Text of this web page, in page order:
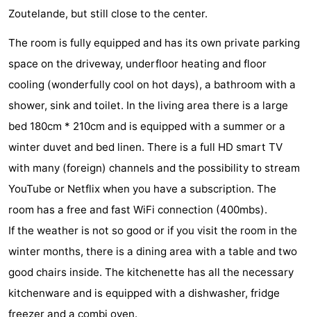
Joossesweg
-
Kustlicht
-
Meerpaal
-
Strandcamping
Valkenisse
-
Zee,
Bos
en
Duin
Hôtels
Last
minutes
Plages
Voir
et
faire
Lieux
d'intérêt
-
Zoutelande, but still close to the center.
The room is fully equipped and has its own private parking
space on the driveway, underfloor heating and floor
cooling (wonderfully cool on hot days), a bathroom with a
shower, sink and toilet. In the living area there is a large
bed 180cm * 210cm and is equipped with a summer or a
winter duvet and bed linen. There is a full HD smart TV
with many (foreign) channels and the possibility to stream
YouTube or Netflix when you have a subscription. The
room has a free and fast WiFi connection (400mbs).
If the weather is not so good or if you visit the room in the
winter months, there is a dining area with a table and two
good chairs inside. The kitchenette has all the necessary
kitchenware and is equipped with a dishwasher, fridge
freezer and a combi oven.